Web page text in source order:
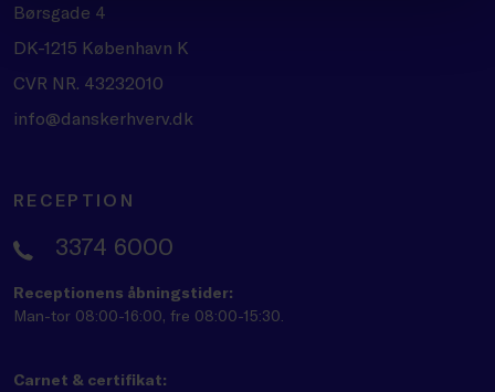
Børsgade 4
DK-1215 København K
CVR NR. 43232010
info@danskerhverv.dk
RECEPTION
3374 6000
Receptionens åbningstider:
Man-tor 08:00-16:00, fre 08:00-15:30.
Carnet & certifikat: